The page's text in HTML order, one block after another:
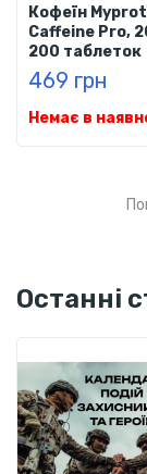
Кофеїн
Caffeine Pro,
200 таблеток
469 грн
Немає в
Останні